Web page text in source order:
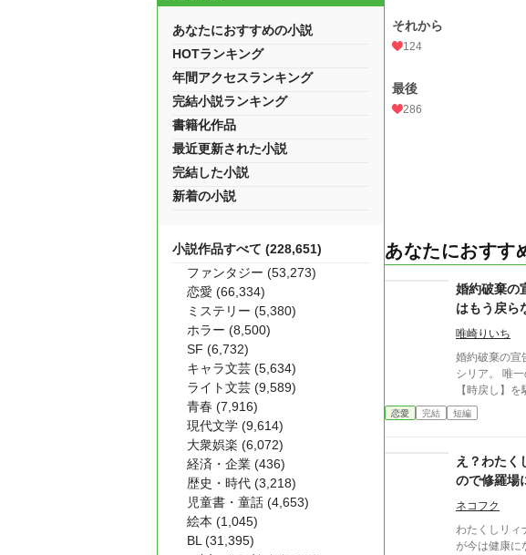
それから
124
最後
286
あなたにおすす
婚約破棄の
はもう戻ら
させたので
唯崎りいち
婚約破棄の宣
シリア。 唯
【時戻し】
げること”だった。 何度も死に戻りを繰
に彼女は「最
で」と言い切ること。 そして
破棄の宣告
成功する。 だがそれは終わりではなかった。 彼女を
追う影、崩壊
済か、それとも別の支
恋愛 完結 短編
え？わたく
ので修羅場
ネコフク
わたくしリィ
が今は健康に
あなたにおすすめの小説
HOTランキング
年間アクセスランキング
完結小説ランキング
書籍化作品
最近更新された小説
完結した小説
新着の小説
小説作品すべて (228,651)
ファンタジー (53,273)
恋愛 (66,334)
ミステリー (5,380)
ホラー (8,500)
SF (6,732)
キャラ文芸 (5,634)
ライト文芸 (9,589)
青春 (7,916)
現代文学 (9,614)
大衆娯楽 (6,072)
経済・企業 (436)
歴史・時代 (3,218)
児童書・童話 (4,653)
絵本 (1,045)
BL (31,395)